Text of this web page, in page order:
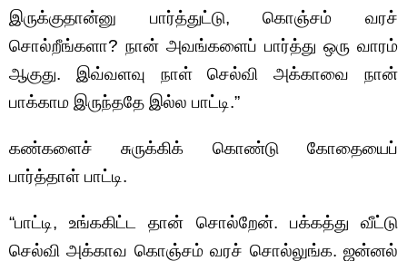
இருக்குதான்னு பார்த்துட்டு, கொஞ்சம் வரச்
சொல்றீங்களா? நான் அவங்களைப் பார்த்து ஒரு வாரம்
ஆகுது. இவ்வளவு நாள் செல்வி அக்காவை நான்
பாக்காம இருந்ததே இல்ல பாட்டி.”
கண்களைச் சுருக்கிக் கொண்டு கோதையைப்
பார்த்தாள் பாட்டி.
“பாட்டி, உங்ககிட்ட தான் சொல்றேன். பக்கத்து வீட்டு
செல்வி அக்காவ கொஞ்சம் வரச் சொல்லுங்க. ஜன்னல்